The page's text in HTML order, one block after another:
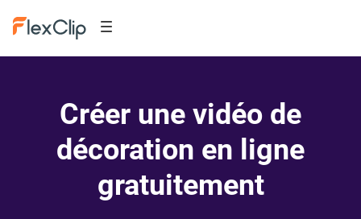
Créer une vidéo de
décoration en ligne
gratuitement